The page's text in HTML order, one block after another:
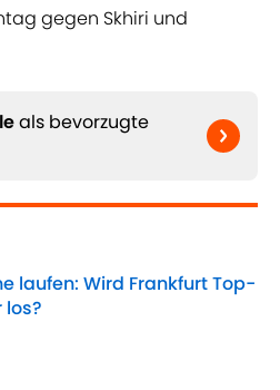
gegen Skhiri und
als bevorzugte
laufen: Wird Frankfurt Top-
los?
on Invalid Date